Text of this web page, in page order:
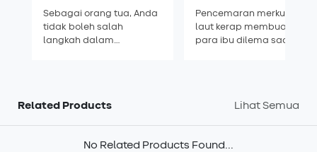
Sebagai orang tua, Anda
tidak boleh salah
langkah dalam
Pencemaran merkuri di
laut kerap membuat
para ibu dilema saat
Related Products Lihat Semua
No Related Products Found...